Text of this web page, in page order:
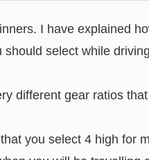
I have explained
select while
different gear ratios
you select 4 high for